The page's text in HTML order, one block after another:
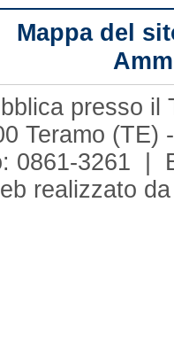
Mappa del
presso il
Teramo
0861-3261 |
realizzato